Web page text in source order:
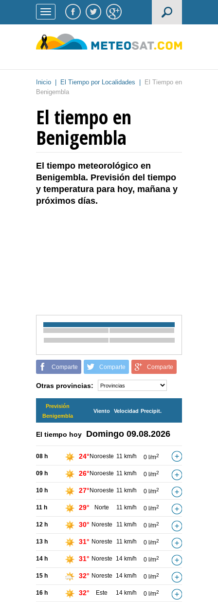
Inicio El Tiempo por Localidades
El Tiempo en
Benigembla
El tiempo en
Benigembla
El tiempo meteorológico en
Benigembla. Previsión del tiempo
y temperatura para hoy, mañana y
próximos días.
Comparte Comparte Comparte
Otras provincias:
Previsión
Benigembla
Viento Velocidad Precipit.
El tiempo hoy Domingo 09.08.2026
08 h 24° Noroeste 11 km/h 0 l/m2
09 h 26° Noroeste 11 km/h 0 l/m2
10 h 27° Noroeste 11 km/h 0 l/m2
11 h 29° Norte 11 km/h 0 l/m2
12 h 30° Noreste 11 km/h 0 l/m2
13 h 31° Noreste 11 km/h 0 l/m2
14 h 31° Noreste 14 km/h 0 l/m2
15 h 32° Noreste 14 km/h 0 l/m2
16 h 32° Este 14 km/h 0 l/m2